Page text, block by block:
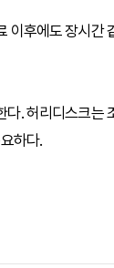
후에도 장시간
. 허리디스크는
하다.